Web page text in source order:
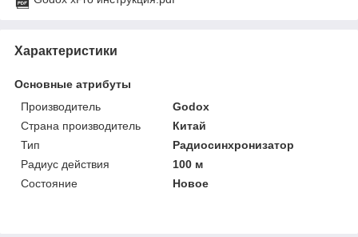
Характеристики
Основные атрибуты
Производитель
Godox
Страна производитель
Китай
Тип
Радиосинхронизатор
Радиус действия
100 м
Состояние
Новое